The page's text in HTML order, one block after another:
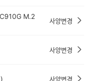
M.2
사양변경
사양변경
사양변경